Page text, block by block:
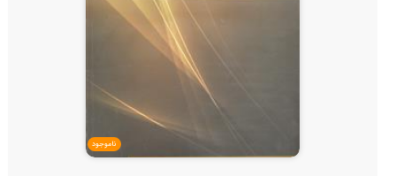
ناموجود